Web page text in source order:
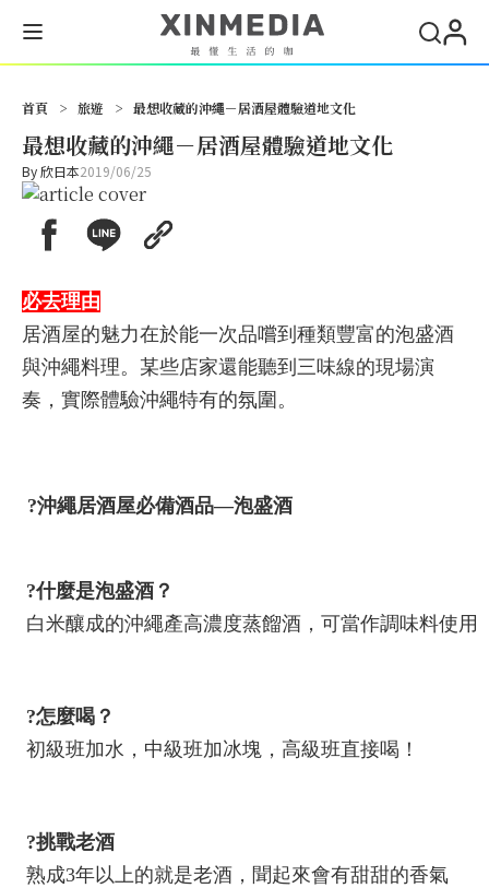
首頁 > 旅遊 > 最想收藏的沖繩－居酒屋體驗道地文化
最想收藏的沖繩－居酒屋體驗道地文化
By欣日本2019/06/25
必去理由
居酒屋的魅力在於能一次品嚐到種類豐富的泡盛酒
與沖繩料理。某些店家還能聽到三味線的現場演
奏，實際體驗沖繩特有的氛圍。
?沖繩居酒屋必備酒品—泡盛酒
?什麼是泡盛酒？
白米釀成的沖繩產高濃度蒸餾酒，可當作調味料使用
?怎麼喝？
初級班加水，中級班加冰塊，高級班直接喝！
?挑戰老酒
熟成3年以上的就是老酒，聞起來會有甜甜的香氣